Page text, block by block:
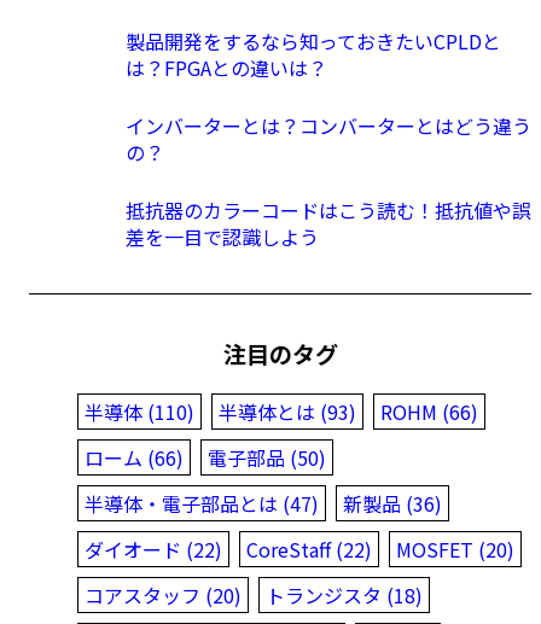
製品開発をするなら知っておきたいCPLDと
は？FPGAとの違いは？
インバーターとは？コンバーターとはどう違う
の？
抵抗器のカラーコードはこう読む！抵抗値や誤
差を一目で認識しよう
注目のタグ
半導体 (110) 半導体とは (93)
ROHM (66)
ローム (66)
電子部品 (50)
半導体・電子部品とは (47)
新製品 (36)
ダイオード (22)
CoreStaff (22)
MOSFET (20)
コアスタッフ (20)
トランジスタ (18)